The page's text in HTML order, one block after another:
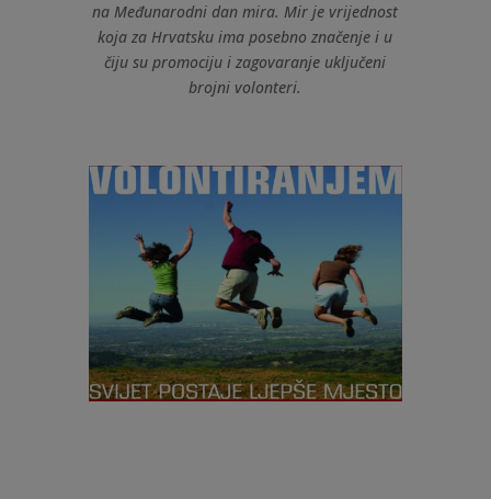
na Međunarodni dan mira. Mir je vrijednost
koja za Hrvatsku ima posebno značenje i u
čiju su promociju i zagovaranje uključeni
brojni volonteri.